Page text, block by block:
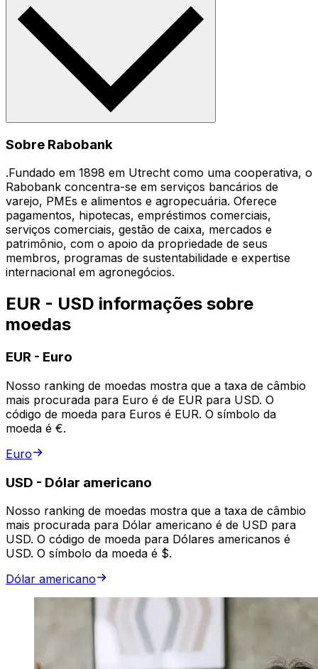
Sobre Rabobank
.Fundado em 1898 em Utrecht como uma cooperativa, o
Rabobank concentra-se em serviços bancários de
varejo, PMEs e alimentos e agropecuária. Oferece
pagamentos, hipotecas, empréstimos comerciais,
serviços comerciais, gestão de caixa, mercados e
patrimônio, com o apoio da propriedade de seus
membros, programas de sustentabilidade e expertise
internacional em agronegócios.
EUR - USD informações sobre
moedas
EUR - Euro
Nosso ranking de moedas mostra que a taxa de câmbio
mais procurada para Euro é de EUR para USD. O
código de moeda para Euros é EUR. O símbolo da
moeda é €.
Euro
USD - Dólar americano
Nosso ranking de moedas mostra que a taxa de câmbio
mais procurada para Dólar americano é de USD para
USD. O código de moeda para Dólares americanos é
USD. O símbolo da moeda é $.
Dólar americano